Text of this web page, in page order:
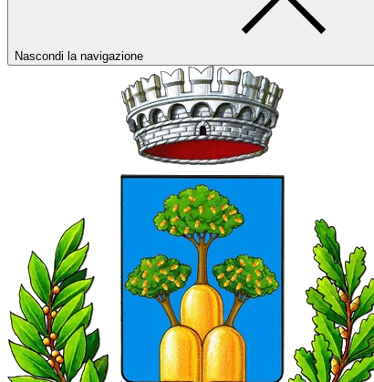
Nascondi la navigazione